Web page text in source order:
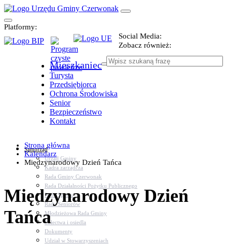
Platformy:
Social Media:
Zobacz również:
Mieszkaniec
Turysta
Przedsiębiorca
Ochrona Środowiska
Senior
Bezpieczeństwo
Kontakt
Samorząd
Urząd Gminy
Kadra zarządcza
Rada Gminy Czerwonak
Rada Działalności Pożytku Publicznego
Rada Sportu
Rada Seniorów
Młodzieżowa Rada Gminy
Sołectwa i osiedla
Dokumenty
Udział w Stowarzyszeniach
Strona główna
Kalendarz
Międzynarodowy Dzień Tańca
Międzynarodowy Dzień
Tańca